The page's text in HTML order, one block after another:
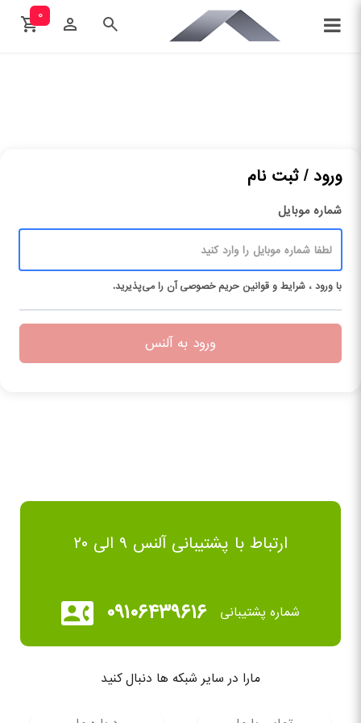
۰
ورود / ثبت نام
شماره موبایل
با ورود ، شرایط و قوانین حریم ‌خصوصی آن را می‌پذیرید.
ورود به آلنس
ارتباط با پشتیبانی آلنس ۹ الی ۲۰
شماره پشتیبانی ۰۹۱۰۶۴۳۹۶۱۶
مارا در سایر شبکه ها دنبال کنید